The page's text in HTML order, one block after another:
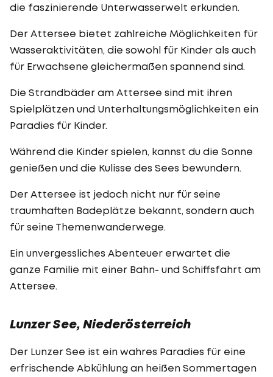
die faszinierende Unterwasserwelt erkunden.
Der Attersee bietet zahlreiche Möglichkeiten für
Wasseraktivitäten, die sowohl für Kinder als auch
für Erwachsene gleichermaßen spannend sind.
Die Strandbäder am Attersee sind mit ihren
Spielplätzen und Unterhaltungsmöglichkeiten ein
Paradies für Kinder.
Während die Kinder spielen, kannst du die Sonne
genießen und die Kulisse des Sees bewundern.
Der Attersee ist jedoch nicht nur für seine
traumhaften Badeplätze bekannt, sondern auch
für seine Themenwanderwege.
Ein unvergessliches Abenteuer erwartet die
ganze Familie mit einer Bahn- und Schiffsfahrt am
Attersee.
Lunzer See, Niederösterreich
Der Lunzer See ist ein wahres Paradies für eine
erfrischende Abkühlung an heißen Sommertagen